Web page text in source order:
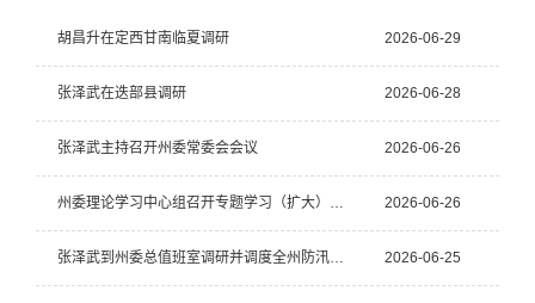
2026-06-29
胡昌升在定西甘南临夏调研
2026-06-28
张泽武在迭部县调研
2026-06-26
张泽武主持召开州委常委会会议
2026-06-26
州委理论学习中心组召开专题学习（扩大）会议
2026-06-25
张泽武到州委总值班室调研并调度全州防汛减灾及安全生产工作